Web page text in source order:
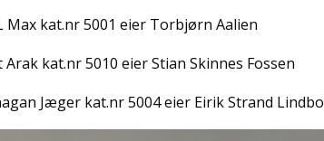
Max kat.nr 5001 eier Torbjørn Aalien
kat.nr 5010 eier Stian Skinnes Fossen
Jæger kat.nr 5004 eier Eirik Strand Lindbo